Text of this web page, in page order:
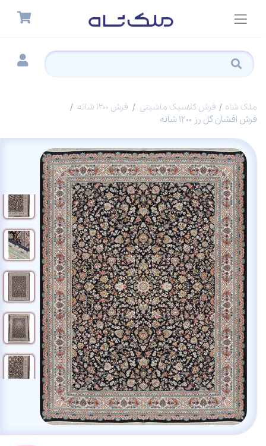
ملک شاه فرش کلاسیک ماشینی
فرش 1200 شانه
فرش افشان گل رز 1200 شانه